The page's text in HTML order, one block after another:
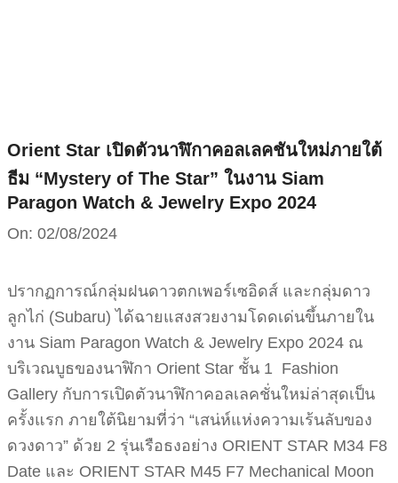
Orient Star เปิดตัวนาฬิกาคอลเลคชันใหม่ภายใต้
ธีม “Mystery of The Star” ในงาน Siam
Paragon Watch & Jewelry Expo 2024
On: 02/08/2024
ปรากฏการณ์กลุ่มฝนดาวตกเพอร์เซอิดส์ และกลุ่มดาว
ลูกไก่ (Subaru) ได้ฉายแสงสวยงามโดดเด่นขึ้นภายใน
งาน Siam Paragon Watch & Jewelry Expo 2024 ณ
บริเวณบูธของนาฬิกา Orient Star ชั้น 1 Fashion
Gallery กับการเปิดตัวนาฬิกาคอลเลคชั่นใหม่ล่าสุดเป็น
ครั้งแรก ภายใต้นิยามที่ว่า “เสน่ห์แห่งความเร้นลับของ
ดวงดาว” ด้วย 2 รุ่นเรือธงอย่าง ORIENT STAR M34 F8
Date และ ORIENT STAR M45 F7 Mechanical Moon